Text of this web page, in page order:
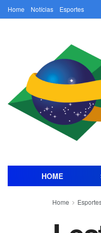
Home Notícias Esportes
HOME
Home